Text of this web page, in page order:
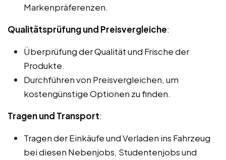
Markenpräferenzen.
Qualitätsprüfung und Preisvergleiche:
Überprüfung der Qualität und Frische der
Produkte.
Durchführen von Preisvergleichen, um
kostengünstige Optionen zu finden.
Tragen und Transport:
Tragen der Einkäufe und Verladen ins Fahrzeug
bei diesen Nebenjobs, Studentenjobs und